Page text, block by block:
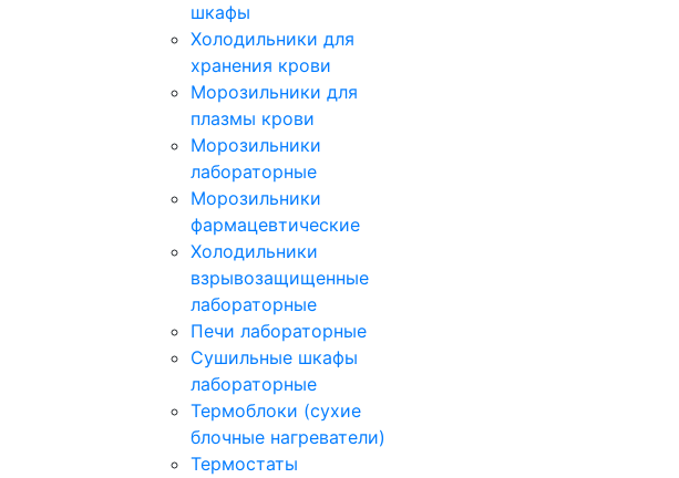
шкафы
Холодильники для
хранения крови
Морозильники для
плазмы крови
Морозильники
лабораторные
Морозильники
фармацевтические
Холодильники
взрывозащищенные
лабораторные
Печи лабораторные
Сушильные шкафы
лабораторные
Термоблоки (сухие
блочные нагреватели)
Термостаты